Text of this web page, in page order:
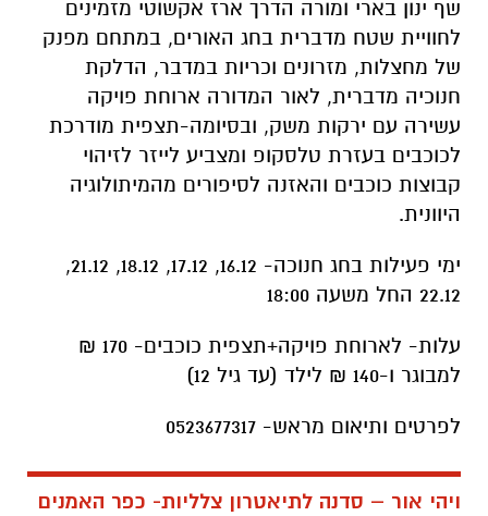
שף ינון בארי ומורה הדרך ארז אקשוטי מזמינים
לחוויית שטח מדברית בחג האורים, במתחם מפנק
של מחצלות, מזרונים וכריות במדבר, הדלקת
חנוכיה מדברית, לאור המדורה ארוחת פויקה
עשירה עם ירקות משק, ובסיומה-תצפית מודרכת
לכוכבים בעזרת טלסקופ ומצביע לייזר לזיהוי
קבוצות כוכבים והאזנה לסיפורים מהמיתולוגיה
היוונית.
ימי פעילות בחג חנוכה- 16.12, 17.12, 18.12, 21.12,
22.12 החל משעה 18:00
עלות- לארוחת פויקה+תצפית כוכבים- 170 ₪
למבוגר ו-140 ₪ לילד (עד גיל 12)
לפרטים ותיאום מראש- 0523677317
ויהי אור – סדנה לתיאטרון צלליות- כפר האמנים